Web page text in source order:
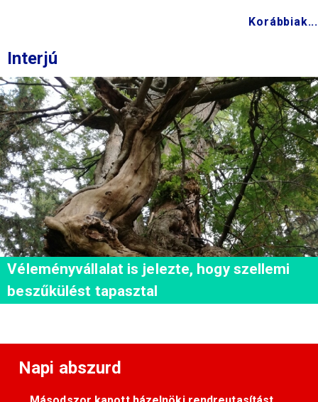
Korábbiak...
Interjú
Véleményvállalat is jelezte, hogy szellemi
beszűkülést tapasztal
Napi abszurd